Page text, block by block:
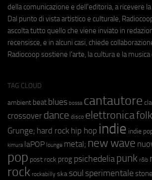
della comunicazione e dell'editoria, a ricevere
Dal punto di vista artistico e culturale,
ascolta tutto quello che viene inviato in
recensisce, e in alcuni casi, chiede
Radiocoop sostiene l'arte, la cultura e la
TAG CLOUD
ambient beat blues bossa cantautore
crossover dance disco elettronicafolk
Grunge; hard rock hip hop indie indie
kimura laPOP lounge metal; new wave
pop post rock prog psichedeliapunk r&b
rock rockabilly ska soul sperimentale